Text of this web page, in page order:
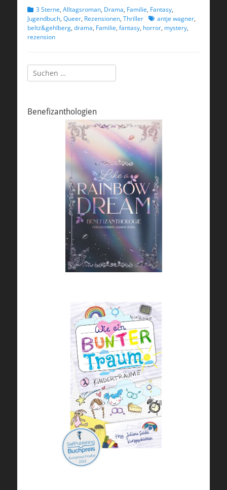
Kategorien
3 Sterne, Alltagsroman, Drama, Familie, Fantasy,
Jugendbuch, Queer, Rezensionen, Thriller Schlagworte
antje wagner,
beltz&gehlberg, drama, Familie, fantasy, horror, mystery,
rezension
Suchen
nach:
Benefizanthologien